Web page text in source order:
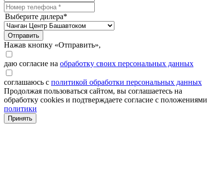
Выберите дилера*
Отправить
Нажав кнопку «Отправить»,
даю согласие на обработку своих персональных данных
соглашаюсь с политикой обработки персональных данных
Продолжая пользоваться сайтом, вы соглашаетесь на
обработку cookies и подтверждаете согласие с положениями
политики
Принять